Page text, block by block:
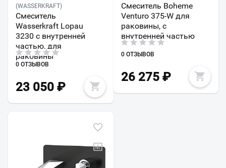
(WASSERKRAFT)
Смеситель
Wasserkraft Lopau
3230 с внутренней
частью, для
раковины
0 ОТЗЫВОВ
23 050 ₽
Смеситель Boheme
Venturo 375-W для
раковины, с
внутренней частью
0 ОТЗЫВОВ
26 275₽